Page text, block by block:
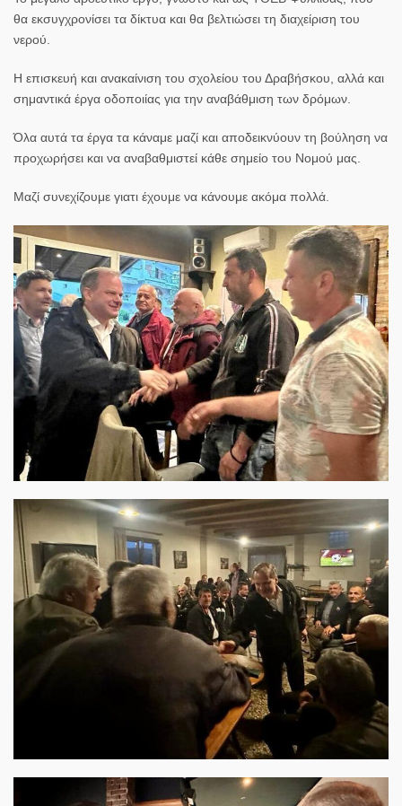
θα εκσυγχρονίσει τα δίκτυα και θα βελτιώσει τη διαχείριση του
νερού.
Η επισκευή και ανακαίνιση του σχολείου του Δραβήσκου, αλλά και
σημαντικά έργα οδοποιίας για την αναβάθμιση των δρόμων.
Όλα αυτά τα έργα τα κάναμε μαζί και αποδεικνύουν τη βούληση να
προχωρήσει και να αναβαθμιστεί κάθε σημείο του Νομού μας.
Μαζί συνεχίζουμε γιατι έχουμε να κάνουμε ακόμα πολλά.